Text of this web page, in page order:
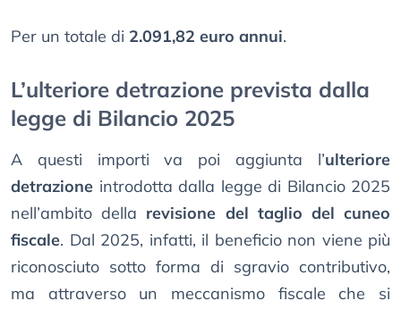
Per un totale di 2.091,82 euro annui.
L’ulteriore detrazione prevista dalla
legge di Bilancio 2025
A questi importi va poi aggiunta l’ulteriore
detrazione introdotta dalla legge di Bilancio 2025
nell’ambito della revisione del taglio del cuneo
fiscale. Dal 2025, infatti, il beneficio non viene più
riconosciuto sotto forma di sgravio contributivo,
ma attraverso un meccanismo fiscale che si